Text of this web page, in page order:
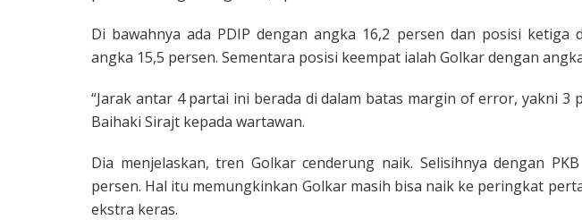
Di bawahnya ada PDIP dengan angka 16,2 persen dan posisi ketiga
angka 15,5 persen. Sementara posisi keempat ialah Golkar dengan
“Jarak antar 4 partai ini berada di dalam batas margin of error, yakni 3
Baihaki Sirajt kepada wartawan.
Dia menjelaskan, tren Golkar cenderung naik. Selisihnya dengan
persen. Hal itu memungkinkan Golkar masih bisa naik ke peringkat
ekstra keras.